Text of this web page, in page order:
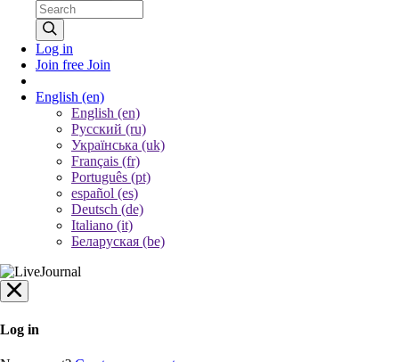
Log in
Join free Join
English (en)
English (en)
Русский (ru)
Українська (uk)
Français (fr)
Português (pt)
español (es)
Deutsch (de)
Italiano (it)
Беларуская (be)
Log in